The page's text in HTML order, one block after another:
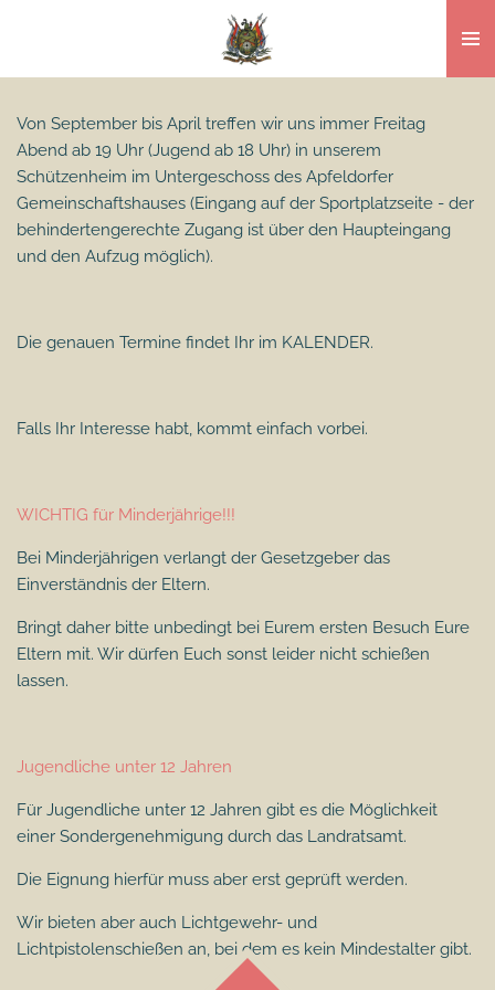
springen
Von September bis April treffen wir uns immer Freitag
Abend ab 19 Uhr (Jugend ab 18 Uhr) in unserem
Schützenheim im Untergeschoss des Apfeldorfer
Gemeinschaftshauses (Eingang auf der Sportplatzseite - der
behindertengerechte Zugang ist über den Haupteingang
und den Aufzug möglich).
Die genauen Termine findet Ihr im KALENDER.
Falls Ihr Interesse habt, kommt einfach vorbei.
WICHTIG für Minderjährige!!!
Bei Minderjährigen verlangt der Gesetzgeber das
Einverständnis der Eltern.
Bringt daher bitte unbedingt bei Eurem ersten Besuch Eure
Eltern mit. Wir dürfen Euch sonst leider nicht schießen
lassen.
Jugendliche unter 12 Jahren
Für Jugendliche unter 12 Jahren gibt es die Möglichkeit
einer Sondergenehmigung durch das Landratsamt.
Die Eignung hierfür muss aber erst geprüft werden.
Wir bieten aber auch Lichtgewehr- und
Lichtpistolenschießen an, bei dem es kein Mindestalter gibt.